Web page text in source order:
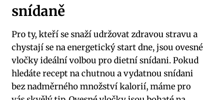
snídaně
Pro ty, kteří se snaží udržovat zdravou stravu a
chystají se na energetický start dne, jsou ovesné
vločky ideální volbou pro dietní snídani. Pokud
hledáte recept na chutnou a vydatnou snídani
bez nadměrného množství kalorií, máme pro